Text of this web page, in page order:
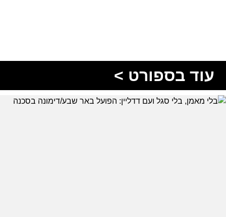
עוד בספורט >